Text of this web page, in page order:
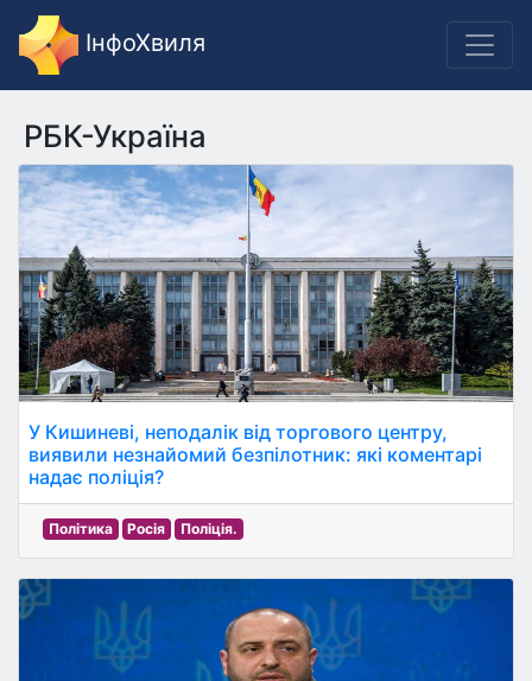
ІнфоХвиля
РБК-Україна
У Кишиневі, неподалік від торгового центру,
виявили незнайомий безпілотник: які коментарі
надає поліція?
Політика Росія Поліція.